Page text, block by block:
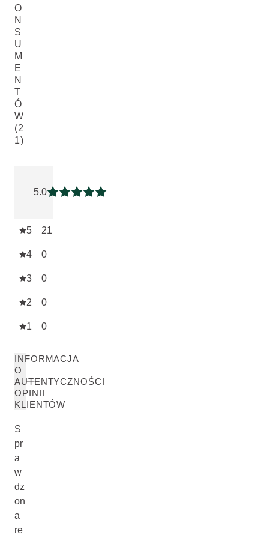
O
N
S
U
M
E
N
T
Ó
W
(2
1)
5.0
Current rating: 5 out of 5 stars
5 21
4 0
3 0
2 0
1 0
INFORMACJA
O
AUTENTYCZNOŚCI
OPINII
KLIENTÓW
S
pr
a
w
dz
on
a
re